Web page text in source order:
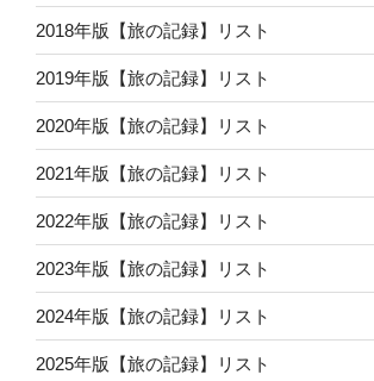
2018年版【旅の記録】リスト
2019年版【旅の記録】リスト
2020年版【旅の記録】リスト
2021年版【旅の記録】リスト
2022年版【旅の記録】リスト
2023年版【旅の記録】リスト
2024年版【旅の記録】リスト
2025年版【旅の記録】リスト